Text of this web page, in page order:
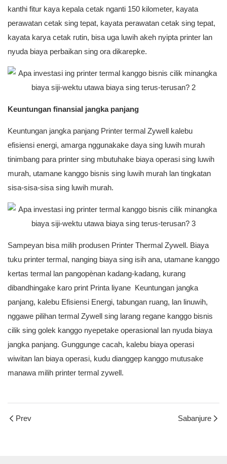
kanthi fitur kaya kepala cetak nganti 150 kilometer, kayata
perawatan cetak sing tepat, kayata perawatan cetak sing tepat,
kayata karya cetak rutin, bisa uga luwih akeh nyipta printer lan
nyuda biaya perbaikan sing ora dikarepke.
Keuntungan finansial jangka panjang
Keuntungan jangka panjang Printer termal Zywell kalebu
efisiensi energi, amarga nggunakake daya sing luwih murah
tinimbang para printer sing mbutuhake biaya operasi sing luwih
murah, utamane kanggo bisnis sing luwih murah lan tingkatan
sisa-sisa-sisa sing luwih murah.
Sampeyan bisa milih produsen Printer Thermal Zywell. Biaya
tuku printer termal, nanging biaya sing isih ana, utamane kanggo
kertas termal lan pangopènan kadang-kadang, kurang
dibandhingake karo print Printa liyane Keuntungan jangka
panjang, kalebu Efisiensi Energi, tabungan ruang, lan linuwih,
nggawe pilihan termal Zywell sing larang regane kanggo bisnis
cilik sing golek kanggo nyepetake operasional lan nyuda biaya
jangka panjang. Gunggunge cacah, kalebu biaya operasi
wiwitan lan biaya operasi, kudu dianggep kanggo mutusake
manawa milih printer termal zywell.
Prev Sabanjure